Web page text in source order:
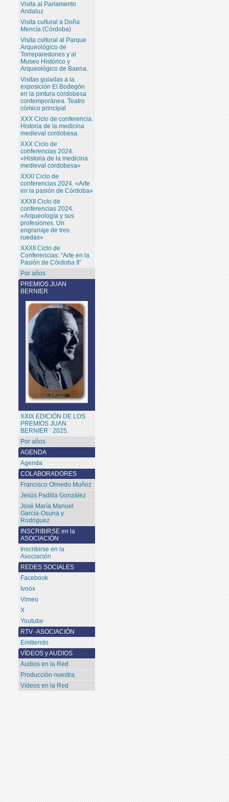
AGENDA
Agenda
COLABORADORES
Francisco Olmedo Muñoz
Jesús Padilla González
José María Manuel
García-Osuna y
Rodriguez
Visita al Parlamento
Andaluz
Visita cultural a Doña
Mencía (Córdoba)
Visita cultural al Parque
Arqueológico de
Torreparedones y al
Museo Histórico y
Arqueológico de Baena.
Visitas guiadas a la
exposición El Bodegón
en la pintura cordobesa
contemporánea. Teatro
cómico principal
XXX Ciclo de conferencia.
Historia de la medicina
medieval cordobesa.
XXX Ciclo de
conferencias 2024.
«Historia de la medicina
medieval cordobesa»
XXXI Ciclo de
conferencias 2024. «Arte
en la pasión de Córdoba»
XXXII Ciclo de
conferencias 2024.
«Arqueología y sus
profesiones. Un
engranaje de tres
ruedas»
XXXII Ciclo de
Conferencias: “Arte en la
Pasión de Córdoba II”
Por años
INSCRIBIRSE en la
ASOCIACIÓN
Inscribirse en la
Asociación
PREMIOS JUAN
BERNIER
XXIX EDICIÓN DE LOS
PREMIOS JUAN
BERNIER ’ 2025.
Por años
REDES SOCIALES
Facebook
Ivoox
Vimeo
X
Youtube
RTV -ASOCIACIÓN
Emitiendo
VÍDEOS y AUDIOS
Audios en la Red
Producción nuestra.
Vídeos en la Red